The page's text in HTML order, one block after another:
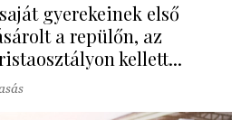
gyerekeinek első
a repülőn, az
kellett...